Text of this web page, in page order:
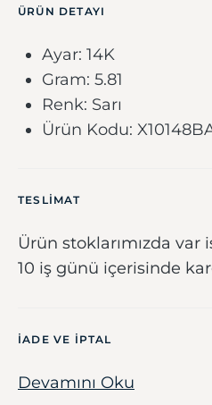
ÜRÜN DETAYI
Ayar: 14K
Gram: 5.81
Renk: Sarı
Ürün Kodu:
TESLIMAT
Ürün stoklarımızda var
10 iş günü içerisinde
IADE VE IPTAL
Devamını Oku